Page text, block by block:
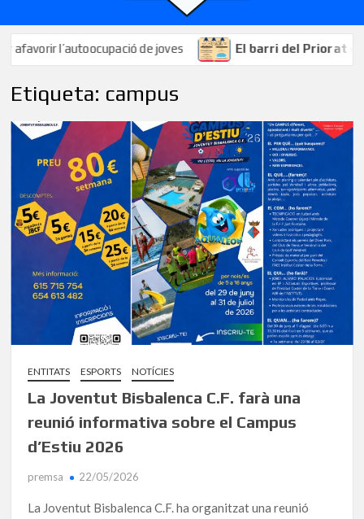
l’autoocupació de joves El barri del Priorat
Etiqueta: campus
ENTITATS ESPORTS NOTÍCIES
La Joventut Bisbalenca C.F. farà una
reunió informativa sobre el Campus
d’Estiu 2026
premsa 22/05/2026
La Joventut Bisbalenca C.F. ha organitzat una reunió